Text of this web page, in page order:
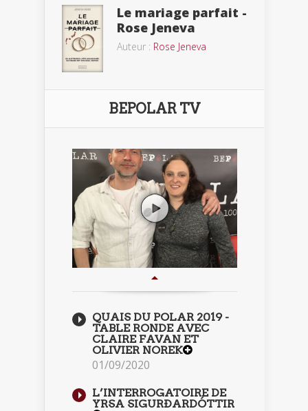
Le mariage parfait -
Rose Jeneva
Auteur : Rose Jeneva
BEPOLAR TV
QUAIS DU POLAR 2019 -
TABLE RONDE AVEC
CLAIRE FAVAN ET
OLIVIER NOREK
01/09/2020
L’INTERROGATOIRE DE
YRSA SIGURÐARDÓTTIR